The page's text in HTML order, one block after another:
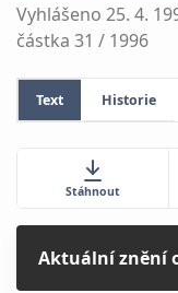
Vyhlášeno 25. 4.
částka 31 / 1996
Text Historie
Stáhnout
Aktuální znění